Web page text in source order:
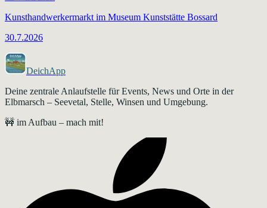
Kunsthandwerkermarkt im Museum Kunststätte Bossard
30.7.2026
DeichApp
Deine zentrale Anlaufstelle für Events, News und Orte in der
Elbmarsch – Seevetal, Stelle, Winsen und Umgebung.
🚧 im Aufbau – mach mit!